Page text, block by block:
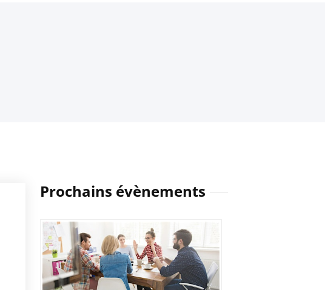
Prochains évènements